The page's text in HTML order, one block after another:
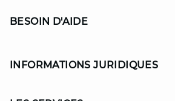
BESOIN D'AIDE
INFORMATIONS JURIDIQUES